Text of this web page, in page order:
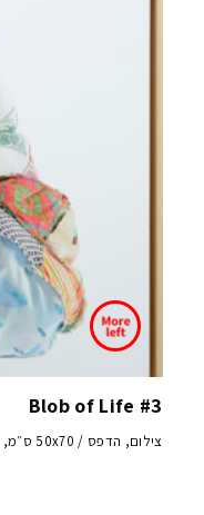
Blob of Life #3
צילום, הדפס / 50x70 ס״מ, 2020